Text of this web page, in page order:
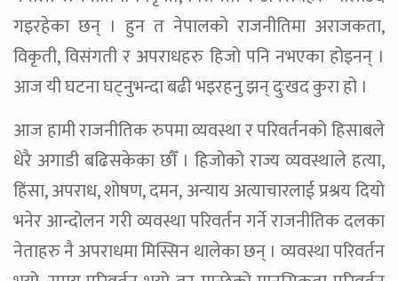
गइरहेका छन् । हुन त नेपालको राजनीतिमा अराजकता,
विकृती, विसंगती र अपराधहरु हिजो पनि नभएका होइनन् ।
आज यी घटना घट्नुभन्दा बढी भइरहनु झन् दुःखद कुरा हो ।
आज हामी राजनीतिक रुपमा व्यवस्था र परिवर्तनको हिसाबले
धेरै अगाडी बढिसकेका छौँ । हिजोको राज्य व्यवस्थाले हत्या,
हिंसा, अपराध, शोषण, दमन, अन्याय अत्याचारलाई प्रश्रय दियो
भनेर आन्दोलन गरी व्यवस्था परिवर्तन गर्ने राजनीतिक दलका
नेताहरु नै अपराधमा मिस्सिन थालेका छन् । व्यवस्था परिवर्तन